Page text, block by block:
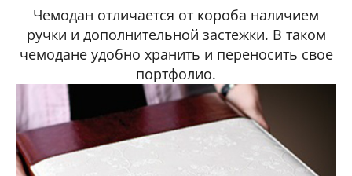
Чемодан отличается от короба наличием
ручки и дополнительной застежки. В таком
чемодане удобно хранить и переносить свое
портфолио.